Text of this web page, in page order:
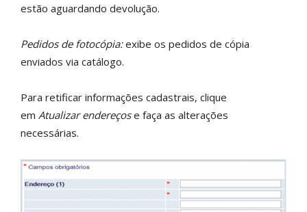
estão aguardando devolução.
Pedidos de fotocópia:exibe os pedidos de cópia
enviados via catálogo.
Para retificar informações cadastrais, clique
em Atualizar endereçose faça as alterações
necessárias.